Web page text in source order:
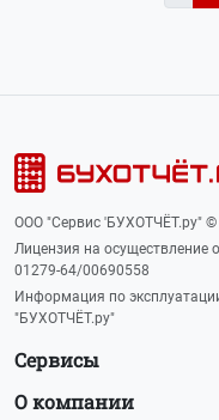
ООО "Сервис 'БУХОТЧЁТ.ру" ©
Лицензия на осуществление
01279-64/00690558
Информация по
"БУХОТЧЁТ.ру"
Сервисы
О компании